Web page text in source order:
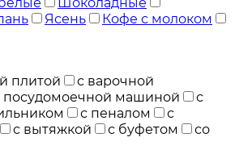
Ясень
Кофе с молоком
плитой
с варочной
посудомоечной машиной
с
с пеналом
с
с вытяжкой с буфетом
со